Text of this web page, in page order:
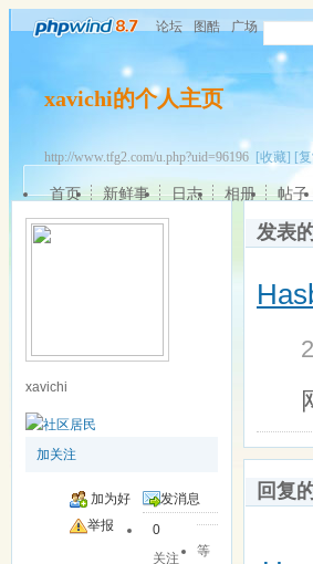
论坛 图酷 广场
xavichi的个人主页
http://www.tfg2.com/u.php?uid=96196 [收藏] [
首页 新鲜事 日志 相册 帖子
xavichi
加关注
加为好
友
发消息
举报
0
关注
等
发表
回复